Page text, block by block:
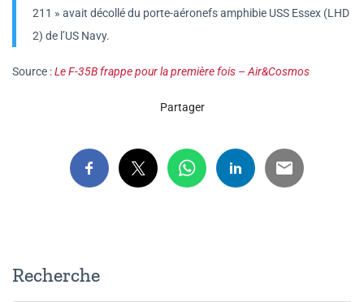
211 » avait décollé du porte-aéronefs amphibie USS Essex (LHD
2) de l’US Navy.
Source :Le F-35B frappe pour la première fois – Air&Cosmos
Partager
Recherche